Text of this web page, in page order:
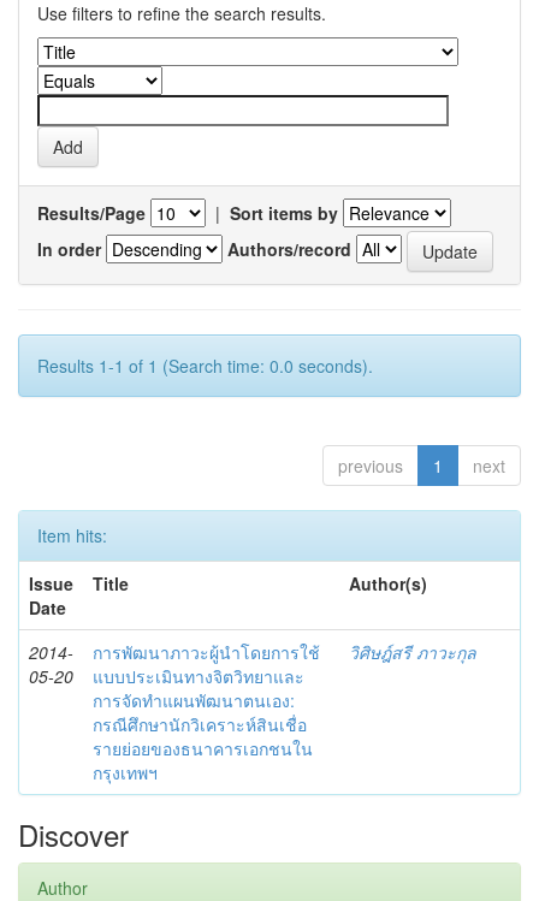
Use filters to refine the search results.
Results/Page | Sort items by
In order
Authors/record
Results 1-1 of 1 (Search time: 0.0 seconds).
previous 1 next
Item hits:
Issue
Date
Title Author(s)
2014-
05-20
การพัฒนาภาวะผู้นำโดยการใช้
แบบประเมินทางจิตวิทยาและ
การจัดทำแผนพัฒนาตนเอง:
กรณีศึกษานักวิเคราะห์สินเชื่อ
รายย่อยของธนาคารเอกชนใน
กรุงเทพฯ
วิศิษฎ์สรี ภาวะกุล
Discover
Author